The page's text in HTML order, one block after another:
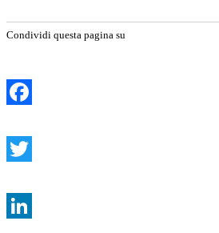
Condividi questa pagina su